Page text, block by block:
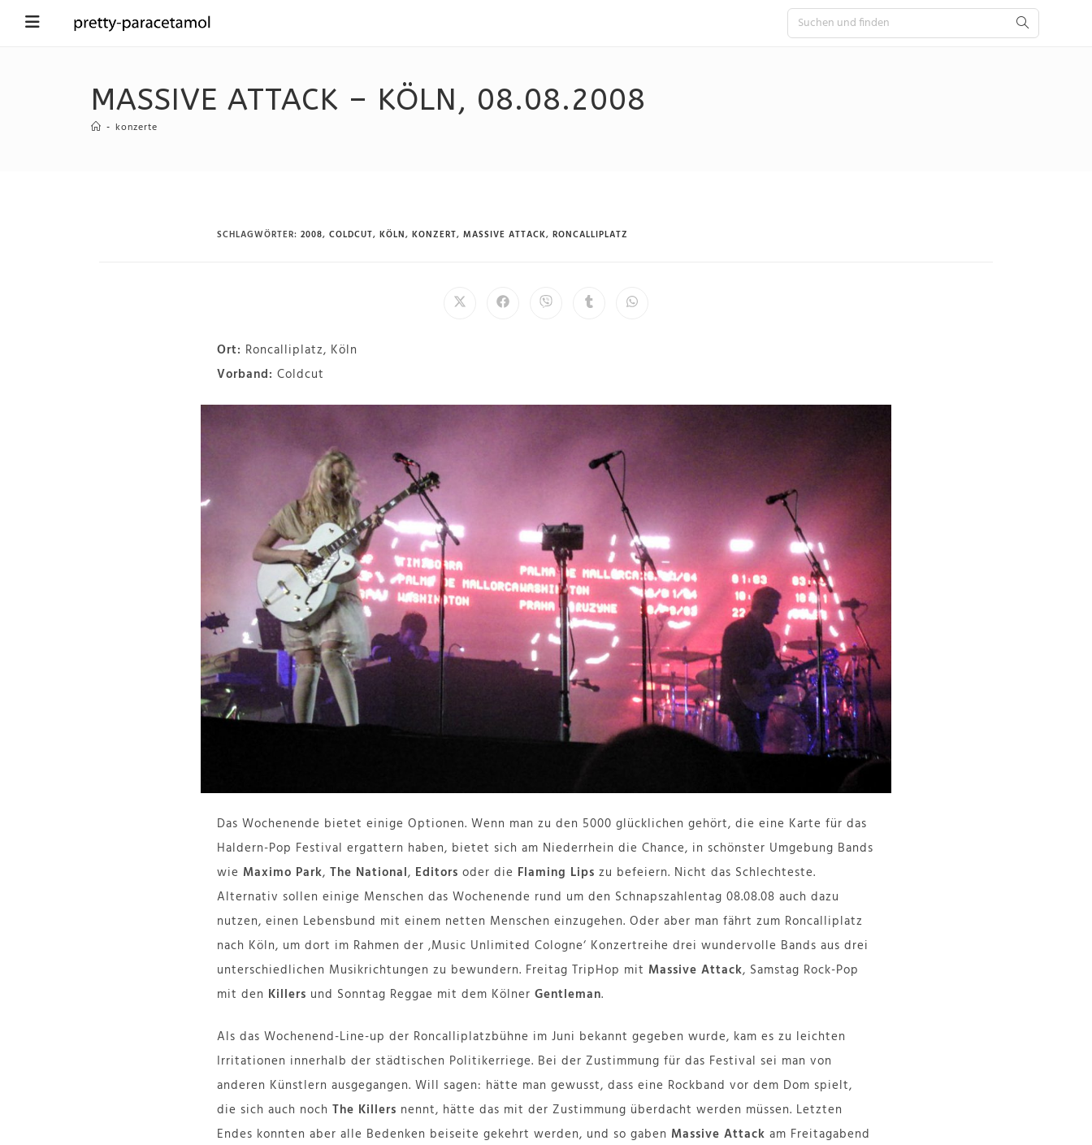
MASSIVE ATTACK – KÖLN, 08.08.2008
- konzerte
SCHLAGWÖRTER: 2008, COLDCUT, KÖLN, KONZERT, MASSIVE ATTACK, RONCALLIPLATZ
Ort: Roncalliplatz, Köln
Vorband: Coldcut
Das Wochenende bietet einige Optionen. Wenn man zu den 5000 glücklichen gehört, die eine Karte für das
Haldern-Pop Festival ergattern haben, bietet sich am Niederrhein die Chance, in schönster Umgebung Bands
wie Maximo Park, The National, Editors oder die Flaming Lips zu befeiern. Nicht das Schlechteste.
Alternativ sollen einige Menschen das Wochenende rund um den Schnapszahlentag 08.08.08 auch dazu
nutzen, einen Lebensbund mit einem netten Menschen einzugehen. Oder aber man fährt zum Roncalliplatz
nach Köln, um dort im Rahmen der ‚Music Unlimited Cologne‘ Konzertreihe drei wundervolle Bands aus drei
unterschiedlichen Musikrichtungen zu bewundern. Freitag TripHop mit Massive Attack, Samstag Rock-Pop
mit den Killers und Sonntag Reggae mit dem Kölner Gentleman.
Als das Wochenend-Line-up der Roncalliplatzbühne im Juni bekannt gegeben wurde, kam es zu leichten
Irritationen innerhalb der städtischen Politikerriege. Bei der Zustimmung für das Festival sei man von
anderen Künstlern ausgegangen. Will sagen: hätte man gewusst, dass eine Rockband vor dem Dom spielt,
die sich auch noch The Killers nennt, hätte das mit der Zustimmung überdacht werden müssen. Letzten
Endes konnten aber alle Bedenken beiseite gekehrt werden, und so gaben Massive Attack am Freitagabend